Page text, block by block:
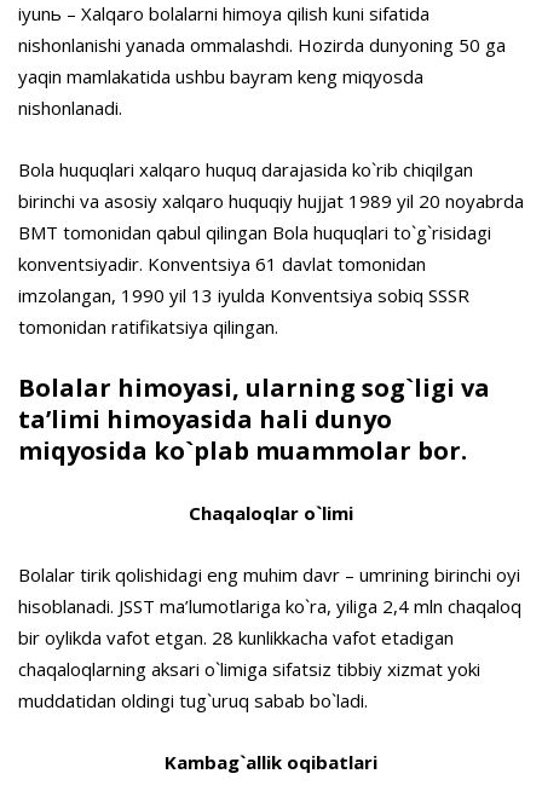
iyunь – Xalqaro bolalarni himoya qilish kuni sifatida
nishonlanishi yanada ommalashdi. Hozirda dunyoning 50 ga
yaqin mamlakatida ushbu bayram keng miqyosda
nishonlanadi.
Bola huquqlari xalqaro huquq darajasida ko`rib chiqilgan
birinchi va asosiy xalqaro huquqiy hujjat 1989 yil 20 noyabrda
BMT tomonidan qabul qilingan Bola huquqlari to`g`risidagi
konventsiyadir. Konventsiya 61 davlat tomonidan
imzolangan, 1990 yil 13 iyulda Konventsiya sobiq SSSR
tomonidan ratifikatsiya qilingan.
Bolalar himoyasi, ularning sog`ligi va
ta’limi himoyasida hali dunyo
miqyosida ko`plab muammolar bor.
Chaqaloqlar o`limi
Bolalar tirik qolishidagi eng muhim davr – umrining birinchi oyi
hisoblanadi. JSST ma’lumotlariga ko`ra, yiliga 2,4 mln chaqaloq
bir oylikda vafot etgan. 28 kunlikkacha vafot etadigan
chaqaloqlarning aksari o`limiga sifatsiz tibbiy xizmat yoki
muddatidan oldingi tug`uruq sabab bo`ladi.
Kambag`allik oqibatlari